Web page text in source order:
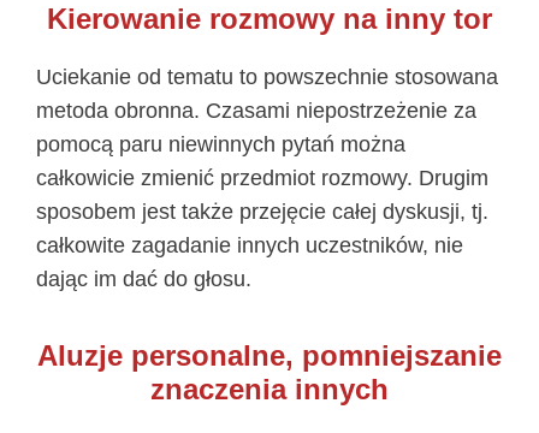
Kierowanie rozmowy na inny tor
Uciekanie od tematu to powszechnie stosowana
metoda obronna. Czasami niepostrzeżenie za
pomocą paru niewinnych pytań można
całkowicie zmienić przedmiot rozmowy. Drugim
sposobem jest także przejęcie całej dyskusji, tj.
całkowite zagadanie innych uczestników, nie
dając im dać do głosu.
Aluzje personalne, pomniejszanie
znaczenia innych